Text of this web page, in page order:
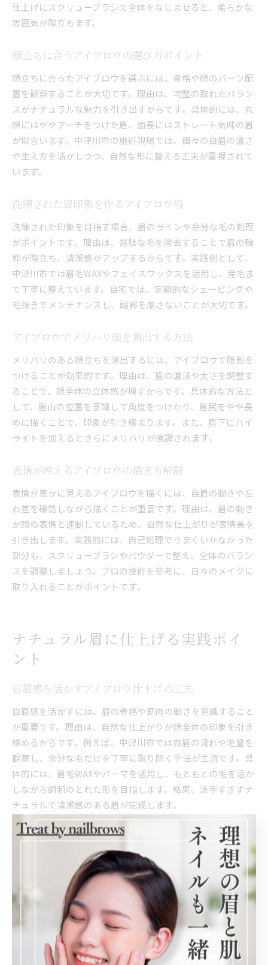
仕上げにスクリューブラシで全体をなじませると、柔らかな
雰囲気が際立ちます。
顔立ちに合うアイブロウの選び方ポイント
顔立ちに合ったアイブロウを選ぶには、骨格や顔のパーツ配
置を観察することが大切です。理由は、均整の取れたバラン
スがナチュラルな魅力を引き出すからです。具体的には、丸
顔にはややアーチをつけた眉、面長にはストレート気味の眉
が似合います。中津川市の施術現場では、個々の自眉の濃さ
や生え方を活かしつつ、自然な形に整える工夫が重視されて
います。
洗練された眉印象を作るアイブロウ術
洗練された印象を目指す場合、眉のラインや余分な毛の処理
がポイントです。理由は、無駄な毛を除去することで眉の輪
郭が際立ち、清潔感がアップするからです。実践例として、
中津川市では眉毛WAXやフェイスワックスを活用し、産毛ま
で丁寧に整えています。自宅では、定期的なシェービングや
毛抜きでメンテナンスし、輪郭を崩さないことが大切です。
アイブロウでメリハリ顔を演出する方法
メリハリのある顔立ちを演出するには、アイブロウで陰影を
つけることが効果的です。理由は、眉の濃淡や太さを調整す
ることで、顔全体の立体感が増すからです。具体的な方法と
して、眉山の位置を意識して角度をつけたり、眉尻をやや長
めに描くことで、印象が引き締まります。また、眉下にハイ
ライトを加えるとさらにメリハリが強調されます。
表情が映えるアイブロウの描き方解説
表情が豊かに見えるアイブロウを描くには、自眉の動きや左
右差を確認しながら描くことが重要です。理由は、眉の動き
が顔の表情と連動しているため、自然な仕上がりが表情美を
引き出します。実践的には、自己処理でうまくいかなかった
部分も、スクリューブラシやパウダーで整え、全体のバラン
スを調整しましょう。プロの技術を参考に、日々のメイクに
取り入れることがポイントです。
ナチュラル眉に仕上げる実践ポイ
ント
自眉感を活かすアイブロウ仕上げの工夫
自眉感を活かすには、眉の骨格や筋肉の動きを意識すること
が重要です。理由は、自然な仕上がりが顔全体の印象を引き
締めるからです。例えば、中津川市では自眉の流れや毛量を
観察し、余分な毛だけを丁寧に取り除く手法が主流です。具
体的には、眉毛WAXやパーマを活用し、もともとの毛を活か
しながら調和のとれた形を目指します。結果、派手すぎずナ
チュラルで清潔感のある眉が完成します。
ムラなく描くためのアイブロウ手順公開
ムラなく眉を描くには、段階的な手順が欠かせません。ま
ず、眉全体をブラシで整え、描くべき輪郭を明確にします。
次に、ペンシルやパウダーで眉尻から眉頭に向かって軽く描
き足します。理由は、濃淡のバランスが取りやすくなるため
です。仕上げにスクリューブラシで全体をなじませること
で、ムラのない自然な印象に仕上がります。このような段階
的な方法を実践すると、初心者でも安定した仕上がりが得ら